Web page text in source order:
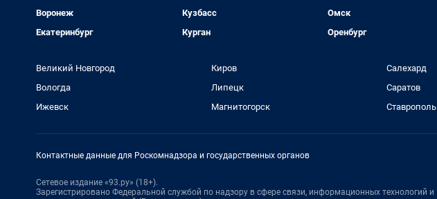
Воронеж
Екатеринбург
Кузбасс
Курган
Омск
Оренбург
Великий Новгород
Вологда
Ижевск
Киров
Липецк
Магнитогорск
Салехард
Саратов
Ставрополь
Контактные данные для Роскомнадзора и государственных органов
Сетевое издание «93.ру» (18+).
Зарегистрировано Федеральной службой по надзору в сфере связи, информационных технологий и